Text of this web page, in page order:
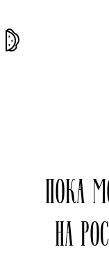
ПОКА
НА